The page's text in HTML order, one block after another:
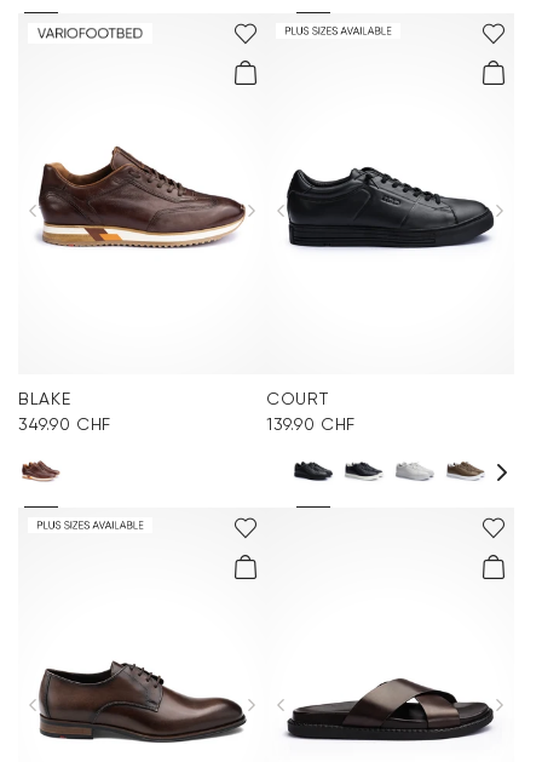
BLAKE
349.90 CHF
COURT
139.90 CHF